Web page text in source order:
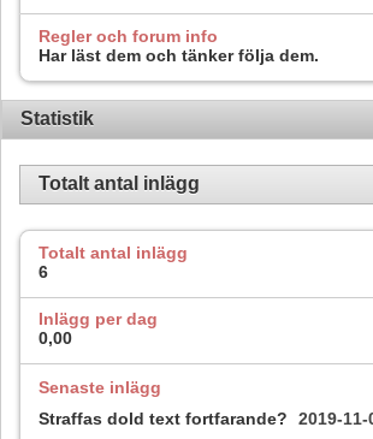
Regler och forum info
Har läst dem och tänker följa dem.
Statistik
Totalt antal inlägg
Totalt antal inlägg
6
Inlägg per dag
0,00
Senaste inlägg
Straffas dold text fortfarande?
2019-11-